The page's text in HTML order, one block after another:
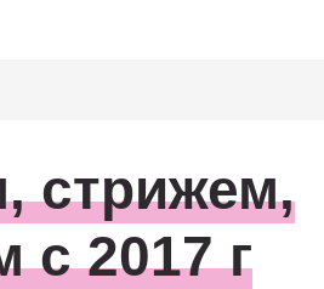
стрижем,
с 2017 г